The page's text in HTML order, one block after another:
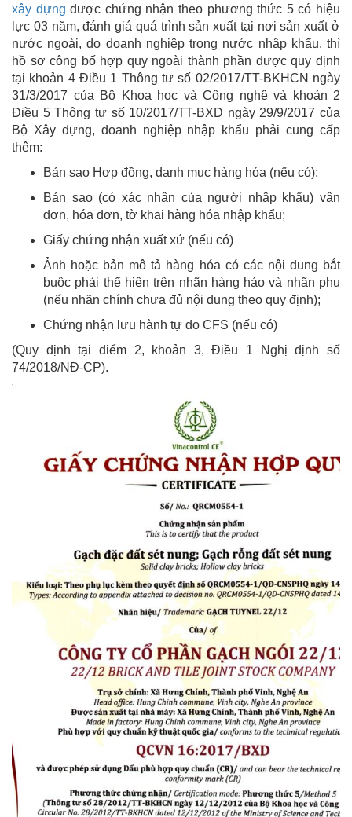
xây dựng được chứng nhận theo phương thức 5 có hiệu
lực 03 năm, đánh giá quá trình sản xuất tại nơi sản xuất ở
nước ngoài, do doanh nghiệp trong nước nhập khẩu, thì
hồ sơ công bố hợp quy ngoài thành phần được quy định
tại khoản 4 Điều 1 Thông tư số 02/2017/TT-BKHCN ngày
31/3/2017 của Bộ Khoa học và Công nghệ và khoản 2
Điều 5 Thông tư số 10/2017/TT-BXD ngày 29/9/2017 của
Bộ Xây dựng, doanh nghiệp nhập khẩu phải cung cấp
thêm:
Bản sao Hợp đồng, danh mục hàng hóa (nếu có);
Bản sao (có xác nhận của người nhập khẩu) vận
đơn, hóa đơn, tờ khai hàng hóa nhập khẩu;
Giấy chứng nhận xuất xứ (nếu có)
Ảnh hoặc bản mô tả hàng hóa có các nội dung bắt
buộc phải thể hiện trên nhãn hàng háo và nhãn phụ
(nếu nhãn chính chưa đủ nội dung theo quy định);
Chứng nhận lưu hành tự do CFS (nếu có)
(Quy định tại điểm 2, khoản 3, Điều 1 Nghị định số
74/2018/NĐ-CP).